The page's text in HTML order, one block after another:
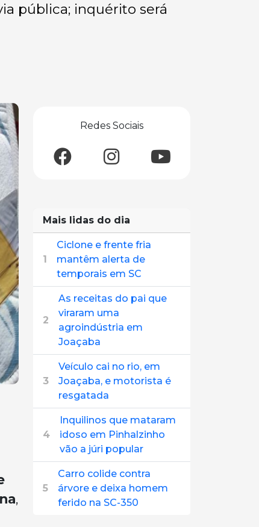
pública; inquérito será
,
Redes Sociais
Mais lidas do dia
1
Ciclone e frente fria
mantêm alerta de
temporais em SC
2
As receitas do pai que
viraram uma
agroindústria em
Joaçaba
3
Veículo cai no rio, em
Joaçaba, e motorista é
resgatada
4
Inquilinos que mataram
idoso em Pinhalzinho
vão a júri popular
5
Carro colide contra
árvore e deixa homem
ferido na SC-350